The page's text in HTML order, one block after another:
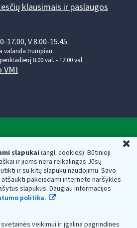
slapukai(angl. cookies). Būtinieji
ir jiems nėra reikalingas Jūsų
ir su kitų slapukų naudojimu. Savo
pakeisdami interneto naršyklės
slapukus. Daugiau informacijos
politika.
veikimui ir įgalina pagrindines
klausimais ir paslaugos
17.00, V 8.00-15.45.
valanda trumpiau.
8.00 val. - 12.00 val.
VMI
ministerijos
asmens kodas — 188659752,
14, 01107 Vilnius, Lietuva, el.paštas:
adresas 188659752
mokesčių inspekciją prie Lietuvos
kaupiami ir saugomi Juridinių